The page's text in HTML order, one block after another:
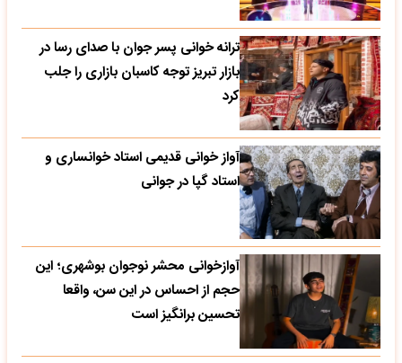
ترانه خوانی پسر جوان با صدای رسا در
بازار تبریز توجه کاسبان بازاری را جلب
کرد
آواز خوانی قدیمی استاد خوانساری و
استاد گپا در جوانی
آوازخوانی محشر نوجوان بوشهری؛ این
حجم از احساس در این سن، واقعا
تحسین‌ برانگیز است